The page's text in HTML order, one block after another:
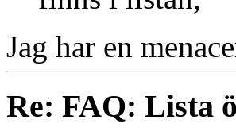
Jag har en
Re: FAQ: Lista